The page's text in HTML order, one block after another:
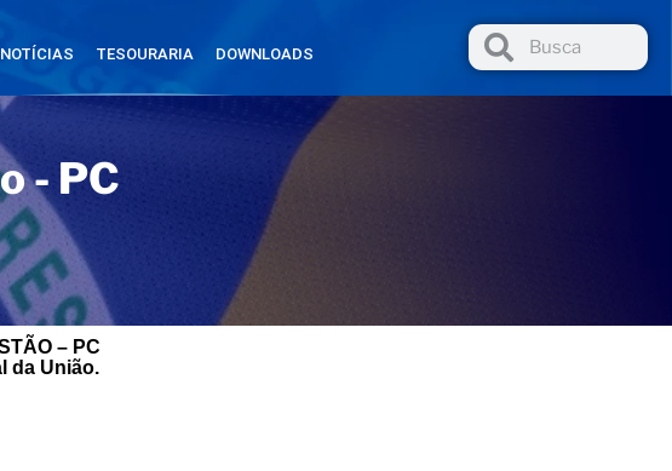
NOTÍCIAS TESOURARIA DOWNLOADS
- PC
– PC
da União.